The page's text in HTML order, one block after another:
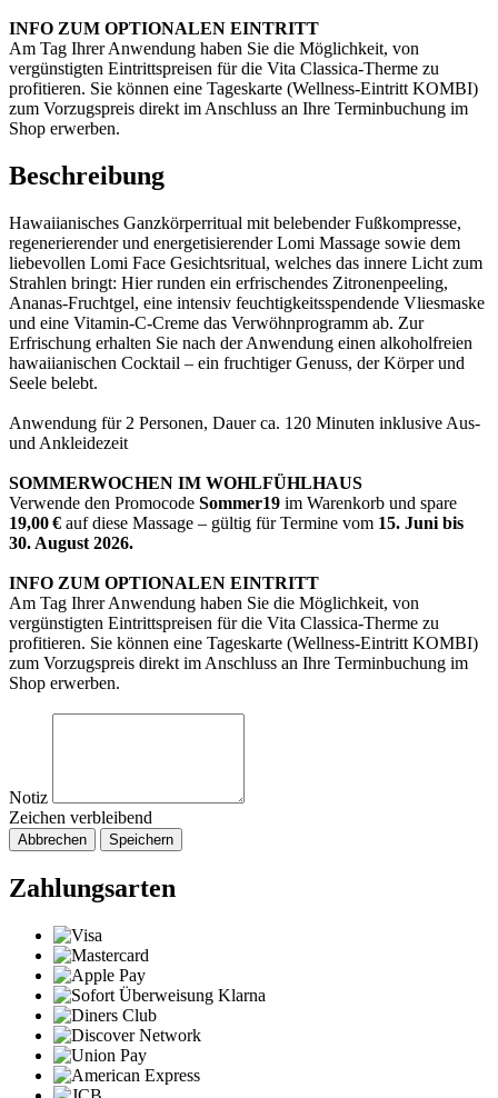
INFO ZUM OPTIONALEN EINTRITT
Am Tag Ihrer Anwendung haben Sie die Möglichkeit, von
vergünstigten Eintrittspreisen für die Vita Classica-Therme zu
profitieren. Sie können eine Tageskarte (Wellness-Eintritt KOMBI)
zum Vorzugspreis direkt im Anschluss an Ihre Terminbuchung im
Shop erwerben.
Beschreibung
Hawaiianisches Ganzkörperritual mit belebender Fußkompresse,
regenerierender und energetisierender Lomi Massage sowie dem
liebevollen Lomi Face Gesichtsritual, welches das innere Licht zum
Strahlen bringt: Hier runden ein erfrischendes Zitronenpeeling,
Ananas-Fruchtgel, eine intensiv feuchtigkeitsspendende Vliesmaske
und eine Vitamin-C-Creme das Verwöhnprogramm ab. Zur
Erfrischung erhalten Sie nach der Anwendung einen alkoholfreien
hawaiianischen Cocktail – ein fruchtiger Genuss, der Körper und
Seele belebt.
Anwendung für 2 Personen, Dauer ca. 120 Minuten inklusive Aus-
und Ankleidezeit
SOMMERWOCHEN IM WOHLFÜHLHAUS
Verwende den Promocode Sommer19 im Warenkorb und spare
19,00 € auf diese Massage – gültig für Termine vom 15. Juni bis
30. August 2026.
INFO ZUM OPTIONALEN EINTRITT
Am Tag Ihrer Anwendung haben Sie die Möglichkeit, von
vergünstigten Eintrittspreisen für die Vita Classica-Therme zu
profitieren. Sie können eine Tageskarte (Wellness-Eintritt KOMBI)
zum Vorzugspreis direkt im Anschluss an Ihre Terminbuchung im
Shop erwerben.
Notiz
Zeichen verbleibend
Abbrechen Speichern
Zahlungsarten